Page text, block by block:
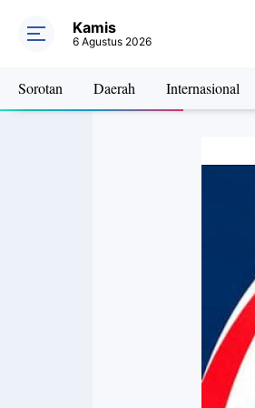
Kamis
6 Agustus 2026
Sorotan Daerah Internasional